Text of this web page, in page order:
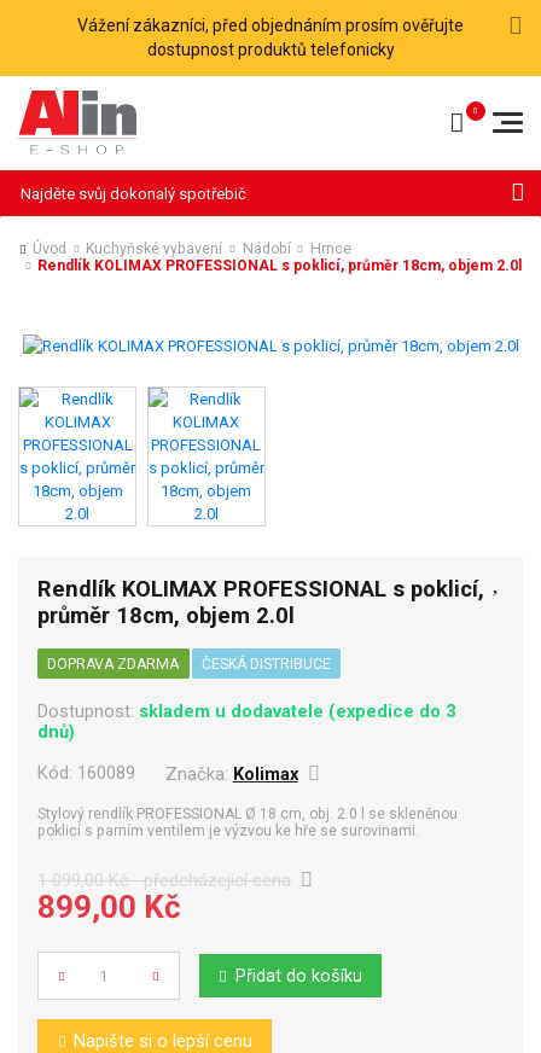
Vážení zákazníci, před objednáním prosím ověřujte
dostupnost produktů telefonicky
Úvod Kuchyňské vybavení Nádobí
Hrnce
Rendlík KOLIMAX PROFESSIONAL s poklicí, průměr 18cm, objem 2.0l
Rendlík KOLIMAX PROFESSIONAL s poklicí,
průměr 18cm, objem 2.0l
DOPRAVA ZDARMA ČESKÁ DISTRIBUCE
Dostupnost: skladem u dodavatele (expedice do 3
dnů)
Kód: 160089 Značka: Kolimax
Stylový rendlík PROFESSIONAL Ø 18 cm, obj. 2.0 l se skleněnou
poklicí s parním ventilem je výzvou ke hře se surovinami.
1 099,00 Kčpředcházející cena
899,00 Kč
Počet Přidat do košíku
Napište si o lepší cenu